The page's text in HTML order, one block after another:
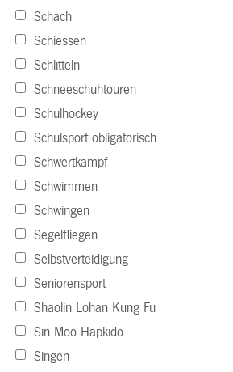
Schach
Schiessen
Schlitteln
Schneeschuhtouren
Schulhockey
Schulsport obligatorisch
Schwertkampf
Schwimmen
Schwingen
Segelfliegen
Selbstverteidigung
Seniorensport
Shaolin Lohan Kung Fu
Sin Moo Hapkido
Singen